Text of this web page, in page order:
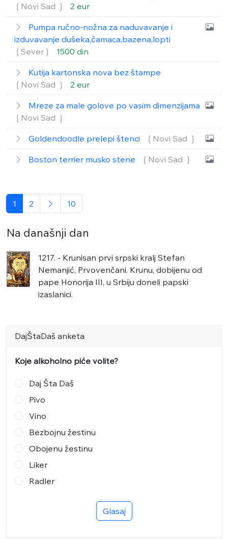
❲Novi Sad ❳
2 eur
Pumpa ručno-nožna za naduvavanje i
izduvavanje dušeka,čamaca,bazena,lopti
❲Sever❳
1500 din
Kutija kartonska nova bez štampe
❲Novi Sad ❳
2 eur
Mreze za male golove po vasim dimenzijama
❲Novi Sad ❳
Goldendoodle prelepi štenci ❲Novi Sad ❳
Boston terrier musko stene ❲Novi Sad ❳
1 2 10
Na današnji dan
1217. - Krunisan prvi srpski kralj Stefan
Nemanjić, Prvovenčani. Krunu, dobijenu od
pape Honorija III, u Srbiju doneli papski
izaslanici.
DajŠtaDaš anketa
Koje alkoholno piće volite?
Daj Šta Daš
Pivo
Vino
Bezbojnu žestinu
Obojenu žestinu
Liker
Radler
Glasaj